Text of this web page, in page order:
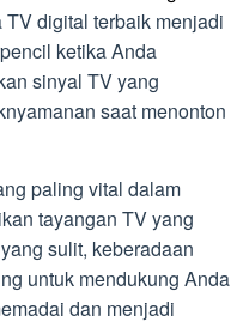
TV digital terbaik menjadi
ketika Anda
sinyal TV yang
saat menonton
paling vital dalam
tayangan TV yang
sulit, keberadaan
untuk mendukung Anda
dan menjadi